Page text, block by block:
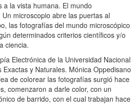
la vista humana. El mundo
microscopio abre las puertas al
las fotografías del mundo microscópico
determinados criterios científicos y/o
ciencia.
Electrónica de la Universidad Nacional
y Naturales. Mónica Oppedisano
de colorear las fotografías surgió hace
comenzaron a darle color, con un
de barrido, con el cual trabajan hace